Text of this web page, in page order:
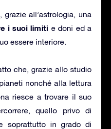
all’astrologia, una
i suoi limiti e doni ed a
essere interiore.
che, grazie allo studio
nonché alla lettura
riesce a trovare il suo
quello privo di
soprattutto in grado di